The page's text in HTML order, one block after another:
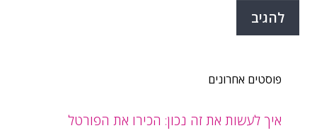
פוסטים אחרונים
איך לעשות את זה נכון: הכירו את הפורטל